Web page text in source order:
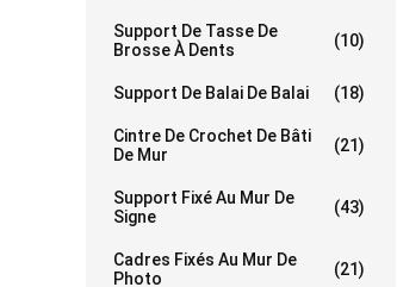
Support De Tasse De
Brosse À Dents
(10)
Support De Balai De Balai (18)
Cintre De Crochet De Bâti
De Mur
(21)
Support Fixé Au Mur De
Signe
(43)
Cadres Fixés Au Mur De
Photo
(21)